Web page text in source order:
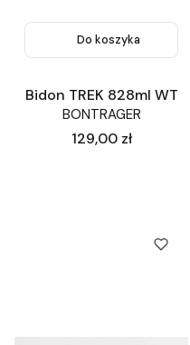
Do koszyka
Bidon TREK 828ml WT
BONTRAGER
Cena
129,00 zł